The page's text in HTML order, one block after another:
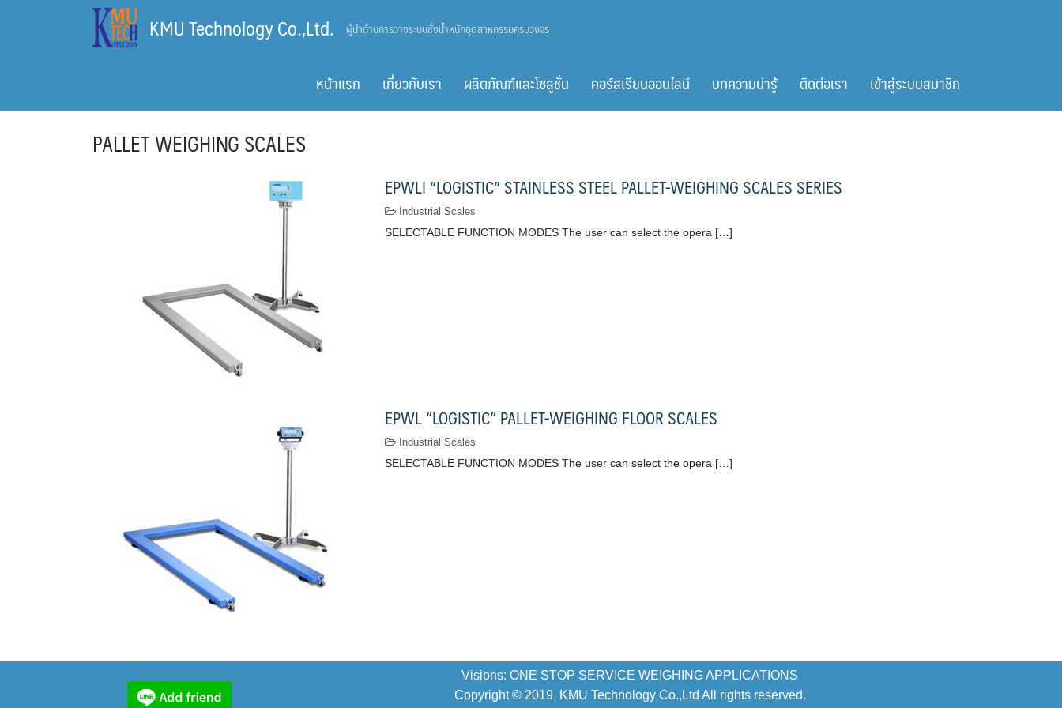
KMU Technology Co.,Ltd. ผู้นำด้านการวางระบบชั่งน้ำหนักอุตสาหกรรมครบวงจร
หน้าแรก เกี่ยวกับเรา ผลิตภัณฑ์และโซลูชั่น คอร์สเรียนออนไลน์ บทความน่ารู้ ติดต่อเรา เข้าสู่ระบบสมาชิก
PALLET WEIGHING SCALES
EPWLI “LOGISTIC” STAINLESS STEEL PALLET-WEIGHING SCALES SERIES
Industrial Scales
SELECTABLE FUNCTION MODES The user can select the opera […]
EPWL “LOGISTIC” PALLET-WEIGHING FLOOR SCALES
Industrial Scales
SELECTABLE FUNCTION MODES The user can select the opera […]
Visions: ONE STOP SERVICE WEIGHING APPLICATIONS
Copyright © 2019. KMU Technology Co.,Ltd All rights reserved.